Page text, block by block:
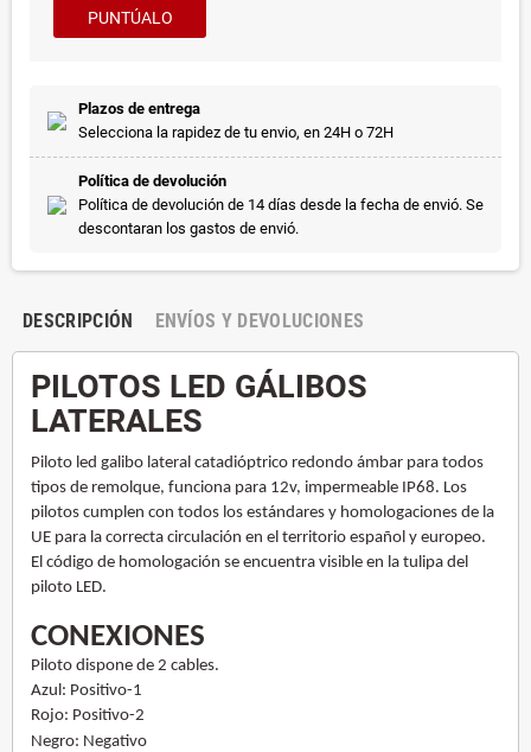
PUNTÚALO
Plazos de entrega
Selecciona la rapidez de tu envio, en 24H o 72H
Política de devolución
Política de devolución de 14 días desde la fecha de envió. Se
descontaran los gastos de envió.
DESCRIPCIÓN ENVÍOS Y DEVOLUCIONES
PILOTOS LED GÁLIBOS
LATERALES
Piloto led galibo lateral catadióptrico redondo ámbar para todos
tipos de remolque, funciona para 12v, impermeable IP68. Los
pilotos cumplen con todos los estándares y homologaciones de la
UE para la correcta circulación en el territorio español y europeo.
El código de homologación se encuentra visible en la tulipa del
piloto LED.
CONEXIONES
Piloto dispone de 2 cables.
Azul: Positivo-1
Rojo: Positivo-2
Negro: Negativo